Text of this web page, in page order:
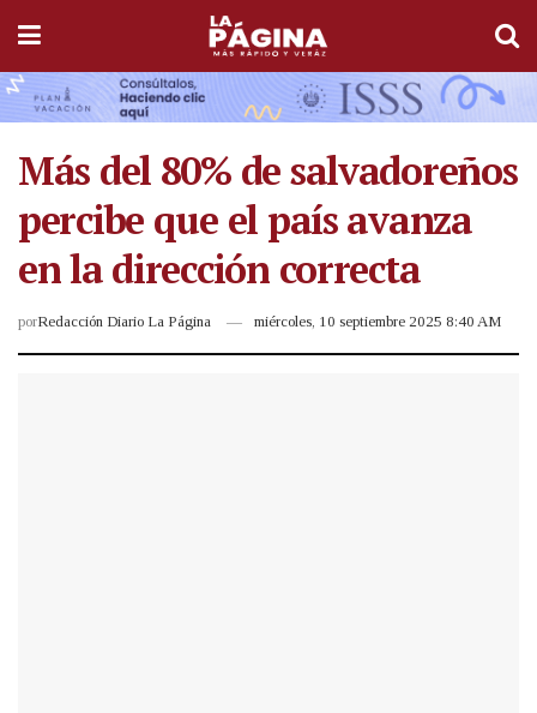
Más del 80% de salvadoreños
percibe que el país avanza
en la dirección correcta
porRedacción Diario La Página miércoles, 10 septiembre 2025 8:40 AM